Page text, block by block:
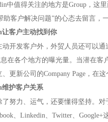
中值得关注的地方是Group ，这
助客户解决问题”的心态去留言，
让客户主动找到你
动开发客户外，外贸人员还可以
在各个地方的曝光量。当潜在客
、更新公司的Company Page ，在
维护客户关系
了努力、运气，还要懂得坚持。
Linkedin Twitter Google+